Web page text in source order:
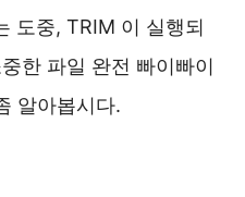
도중, TRIM 이 실행되
한 파일 완전 빠이빠이
알아봅시다.